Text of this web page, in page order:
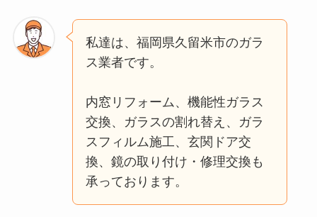
私達は、福岡県久留米市のガラ
ス業者です。
内窓リフォーム、機能性ガラス
交換、ガラスの割れ替え、ガラ
スフィルム施工、玄関ドア交
換、鏡の取り付け・修理交換も
承っております。